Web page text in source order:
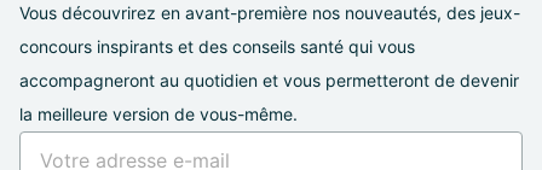
Vous découvrirez en avant-première nos nouveautés, des jeux-
concours inspirants et des conseils santé qui vous
accompagneront au quotidien et vous permetteront de devenir
la meilleure version de vous-même.